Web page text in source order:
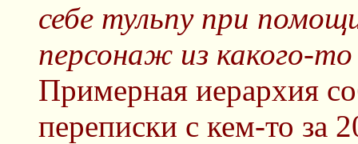
себе тульпу при
персонаж из какого-
Примерная иерархия
переписки с кем-то за